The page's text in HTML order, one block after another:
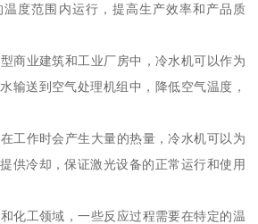
度范围内运行，提高生产效率和产品质
商业建筑和工业厂房中，冷水机可以作为
输送到空气处理机组中，降低空气温度，
工作时会产生大量的热量，冷水机可以为
供冷却，保证激光设备的正常运行和使用
化工领域，一些反应过程需要在特定的温